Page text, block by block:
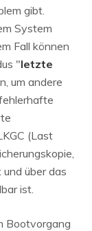
gibt.
System
Fall können
"letzte
um andere
(Last
über das
ist.
Bootvorgang